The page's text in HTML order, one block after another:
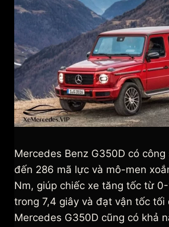
Mercedes Benz G350D có
đến 286 mã lực và mô-men
Nm, giúp chiếc xe tăng tốc từ
trong 7,4 giây và đạt vận tốc tối
Mercedes G350D cũng có khả